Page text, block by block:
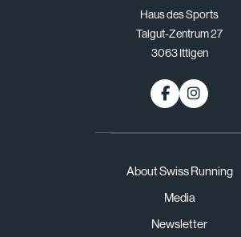
About Swiss Running
Media
Newsletter
Haus des Sports
Talgut-Zentrum 27
3063 Ittigen